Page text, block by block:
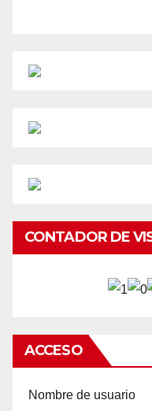
CONTADOR DE
ACCESO
Nombre de usuario